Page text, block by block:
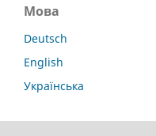
Мова
Deutsch
English
Українська